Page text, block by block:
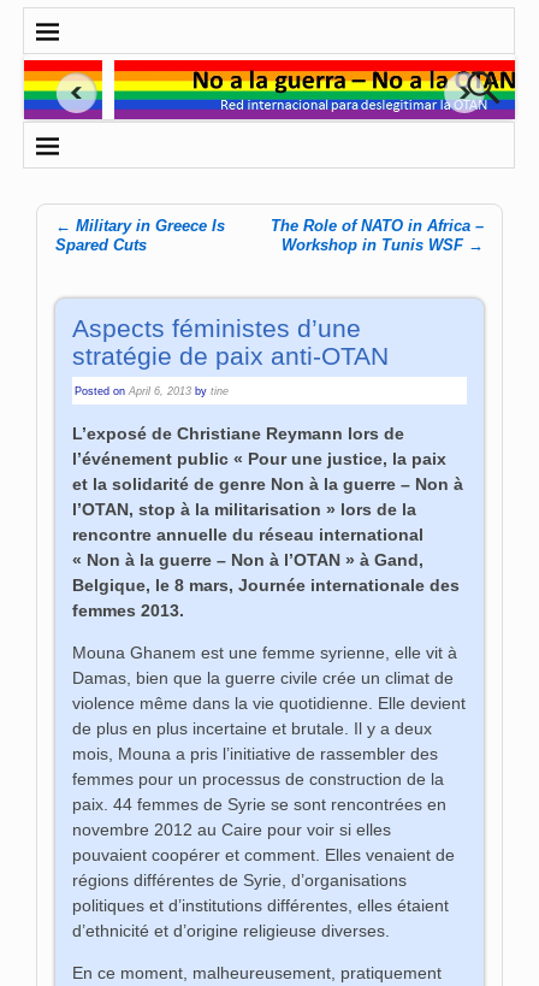
Post navigation
← Military in Greece Is
Spared Cuts
The Role of NATO in Africa –
Workshop in Tunis WSF →
Aspects féministes d’une
stratégie de paix anti-OTAN
Posted onApril 6, 2013 bytine
L’exposé de Christiane Reymann lors de
l’événement public « Pour une justice, la paix
et la solidarité de genre Non à la guerre – Non à
l’OTAN, stop à la militarisation » lors de la
rencontre annuelle du réseau international
« Non à la guerre – Non à l’OTAN » à Gand,
Belgique, le 8 mars, Journée internationale des
femmes 2013.
Mouna Ghanem est une femme syrienne, elle vit à
Damas, bien que la guerre civile crée un climat de
violence même dans la vie quotidienne. Elle devient
de plus en plus incertaine et brutale. Il y a deux
mois, Mouna a pris l’initiative de rassembler des
femmes pour un processus de construction de la
paix. 44 femmes de Syrie se sont rencontrées en
novembre 2012 au Caire pour voir si elles
pouvaient coopérer et comment. Elles venaient de
régions différentes de Syrie, d’organisations
politiques et d’institutions différentes, elles étaient
d’ethnicité et d’origine religieuse diverses.
En ce moment, malheureusement, pratiquement